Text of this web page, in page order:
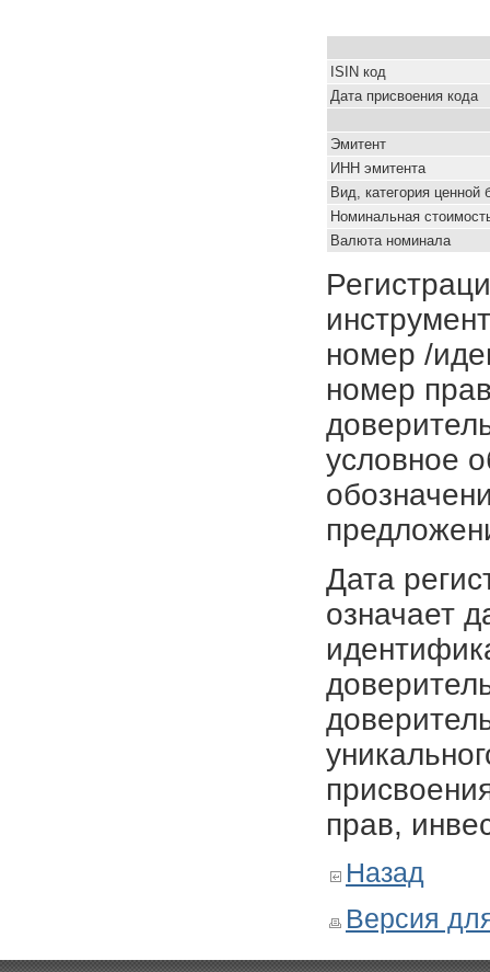
ISIN код
Дата присвоения кода
Эмитент
ИНН эмитента
Вид, категория ценной
Номинальная
Валюта номинала
номер /
номер
условное
Дата
означает
прав,
Назад
Версия